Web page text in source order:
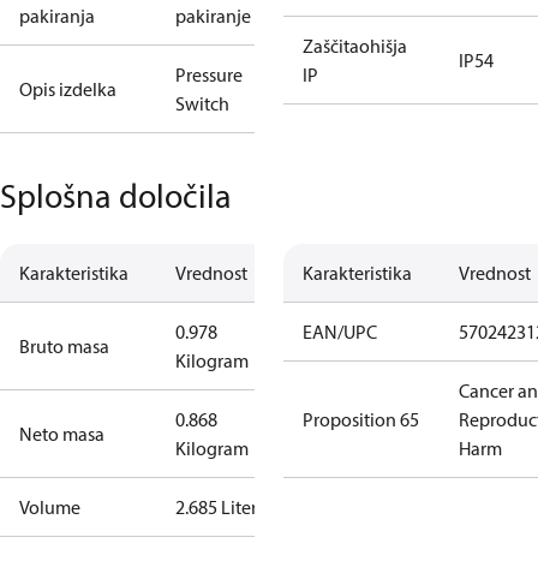
pakiranja
pakiranje
Opis izdelka
Pressure
Switch
Zaščitaohišja
IP
IP54
Splošna določila
Karakteristika Vrednost
Bruto masa
0.978
Kilogram
Neto masa
0.868
Kilogram
Volume 2.685 Liter
Karakteristika Vrednost
EAN/UPC
Proposition 65
Cancer
Harm